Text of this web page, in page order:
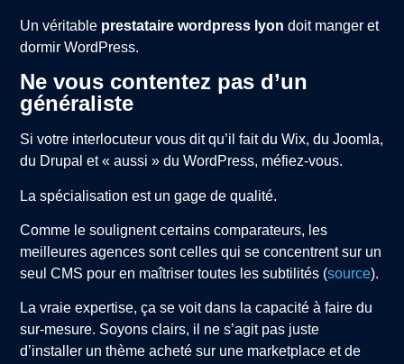
Un véritable prestataire wordpress lyon doit manger et
dormir WordPress.
Ne vous contentez pas d’un
généraliste
Si votre interlocuteur vous dit qu’il fait du Wix, du Joomla,
du Drupal et « aussi » du WordPress, méfiez-vous.
La spécialisation est un gage de qualité.
Comme le soulignent certains comparateurs, les
meilleures agences sont celles qui se concentrent sur un
seul CMS pour en maîtriser toutes les subtilités (source).
La vraie expertise, ça se voit dans la capacité à faire du
sur-mesure. Soyons clairs, il ne s’agit pas juste
d’installer un thème acheté sur une marketplace et de